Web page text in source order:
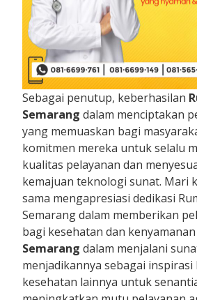
Sebagai penutup, keberhasilan
Semarang dalam menciptakan
yang memuaskan bagi
komitmen mereka untuk selalu
kualitas pelayanan dan
kemajuan teknologi sunat. Mari
sama mengapresiasi dedikasi
Semarang dalam memberikan
bagi kesehatan dan
Semarang dalam menjalani
menjadikannya sebagai
kesehatan lainnya untuk